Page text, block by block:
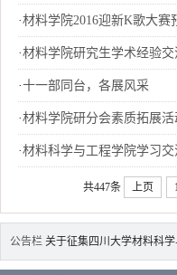
·材料学院2016迎新K歌大赛
·材料学院研究生学术经验
·十一部同台，各展风采
·材料学院研分会素质拓展
·材料科学与工程学院学习
共447条 上页
公告栏 关于征集四川大学材料科